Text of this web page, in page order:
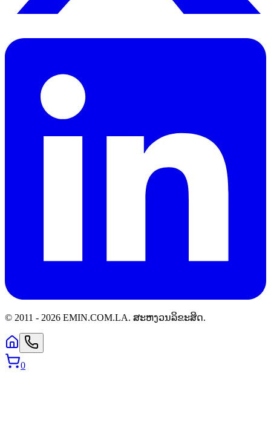
© 2011 - 2026 EMIN.COM.LA. ສະຫງວນລິຂະສິດ.
0